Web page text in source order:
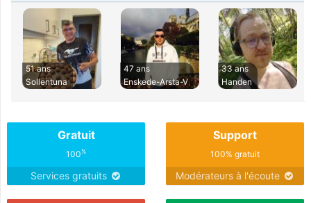
51 ans
Sollentuna
47 ans
Enskede-Arsta-V
33 ans
Handen
Gratuit
100%
Services gratuits
Support
100% gratuit
Modérateurs à l'écoute